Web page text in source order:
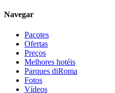
Navegar
Pacotes
Ofertas
Preços
Melhores hotéis
Parques diRoma
Fotos
Vídeos